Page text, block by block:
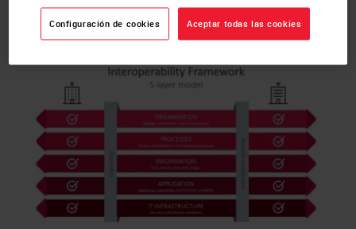
Project PIE
Configuración de cookies Aceptar todas las cookies